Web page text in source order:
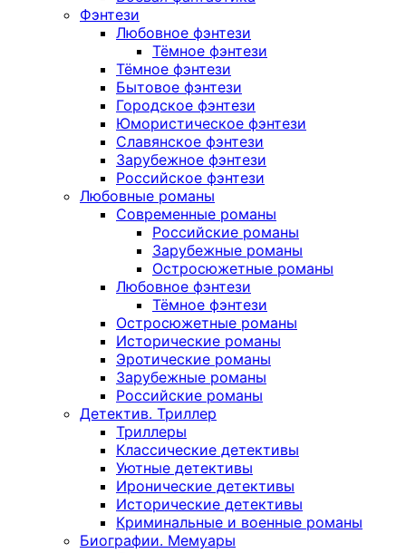
Фэнтези
Любовное фэнтези
Тёмное фэнтези
Тёмное фэнтези
Бытовое фэнтези
Городское фэнтези
Юмористическое фэнтези
Славянское фэнтези
Зарубежное фэнтези
Российское фэнтези
Любовные романы
Современные романы
Российские романы
Зарубежные романы
Остросюжетные романы
Любовное фэнтези
Тёмное фэнтези
Остросюжетные романы
Исторические романы
Эротические романы
Зарубежные романы
Российские романы
Детектив. Триллер
Триллеры
Классические детективы
Уютные детективы
Иронические детективы
Исторические детективы
Криминальные и военные романы
Биографии. Мемуары